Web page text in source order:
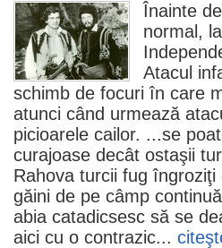
Înainte
normal,
Atacul
schimb de focuri în care
atunci când urmează
picioarele cailor. ...se
curajoase decât ostaşii
Rahova turcii fug
găini de pe câmp
abia catadicsesc să se
aici cu o contrazic...